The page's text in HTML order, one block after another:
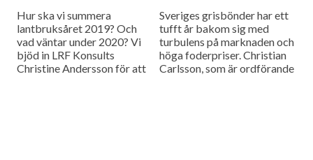
Hur ska vi summera
lantbruksåret 2019? Och
vad väntar under 2020? Vi
bjöd in LRF Konsults
Christine Andersson för att
Sveriges grisbönder har ett
tufft år bakom sig med
turbulens på marknaden och
höga foderpriser. Christian
Carlsson, som är ordförande